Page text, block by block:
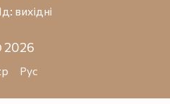
вихідні
2026
Рус